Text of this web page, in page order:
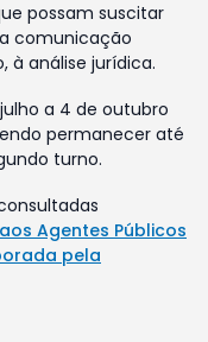
possam suscitar
comunicação
à análise jurídica.
a 4 de outubro
permanecer até
turno.
Agentes Públicos
pela